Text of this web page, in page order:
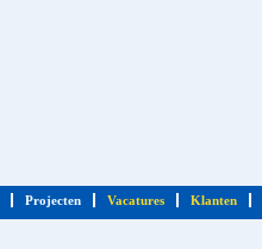
Projecten Vacatures Klanten